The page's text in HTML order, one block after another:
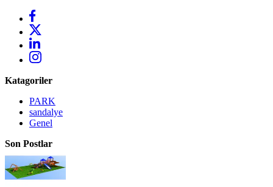
Katagoriler
PARK
sandalye
Genel
Son Postlar